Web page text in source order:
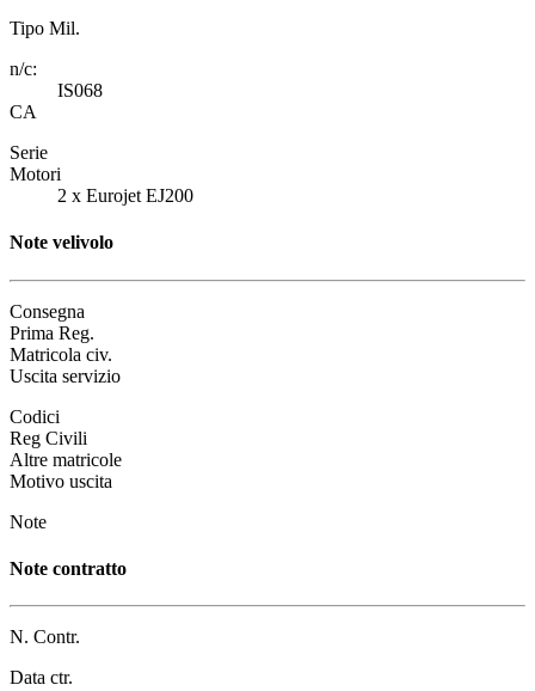
Tipo Mil.
n/c:
IS068
CA
Serie
Motori
2 x Eurojet EJ200
Note velivolo
Consegna
Prima Reg.
Matricola civ.
Uscita servizio
Codici
Reg Civili
Altre matricole
Motivo uscita
Note
Note contratto
N. Contr.
Data ctr.